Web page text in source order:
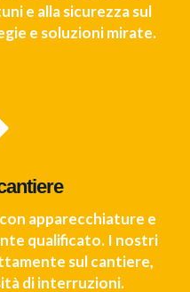
e alla sicurezza sul
e soluzioni mirate.
apparecchiature e
qualificato. I nostri
sul cantiere,
di interruzioni.